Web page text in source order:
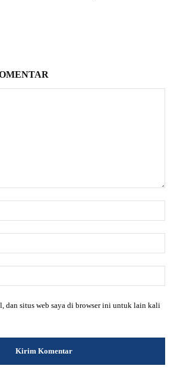
dan situs web saya di browser ini untuk lain kali